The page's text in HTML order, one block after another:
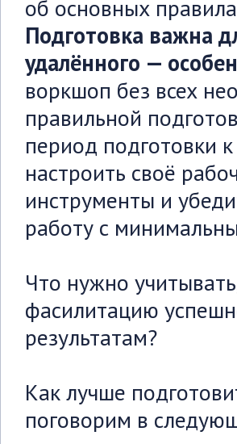
об основных
Подготовка важна
удалённого —
воркшоп без всех
правильной
период подготовки
настроить своё
инструменты и
работу с
Что нужно
фасилитацию
результатам?
Как лучше
поговорим в